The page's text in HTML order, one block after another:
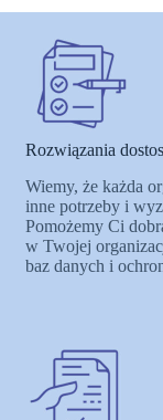
Rozwiązania
Wiemy, że każda
inne potrzeby i
Pomożemy Ci
w Twojej
baz danych i